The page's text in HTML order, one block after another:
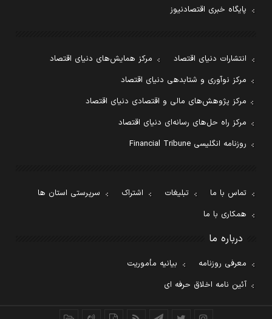
پایگاه خبری اقتصادنیوز
انتشارات دنیای اقتصاد
مرکز همایش‌های دنیای اقتصاد
مرکز نوآوری و شتابدهی دنیای اقتصاد
مرکز پژوهش‌های مالی و اقتصادی دنیای اقتصاد
مرکز راه حل‌های رسانه‌ای دنیای اقتصاد
روزنامه انگلیسی Financial Tribune
تماس با ما تبلیغات اشتراک
سرپرستی استان ها
همکاری با ما
درباره ما
معرفی روزنامه
بیانیه مأموریت
آئین نامه اخلاق حرفه ای